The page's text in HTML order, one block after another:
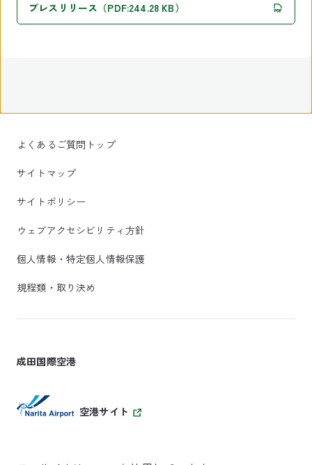
プレスリリース（PDF:244.28 KB）
よくあるご質問トップ
サイトマップ
サイトポリシー
ウェブアクセシビリティ方針
個人情報・特定個人情報保護
規程類・取り決め
成田国際空港
空港サイト